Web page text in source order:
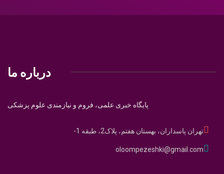
درباره ما
پایگاه خبری علمی، فروم و نیازمندی علوم پزشکی
تهران پاسداران، بهستان هفتم، پلاک2، طبقه 1-
oloompezeshki@gmail.com